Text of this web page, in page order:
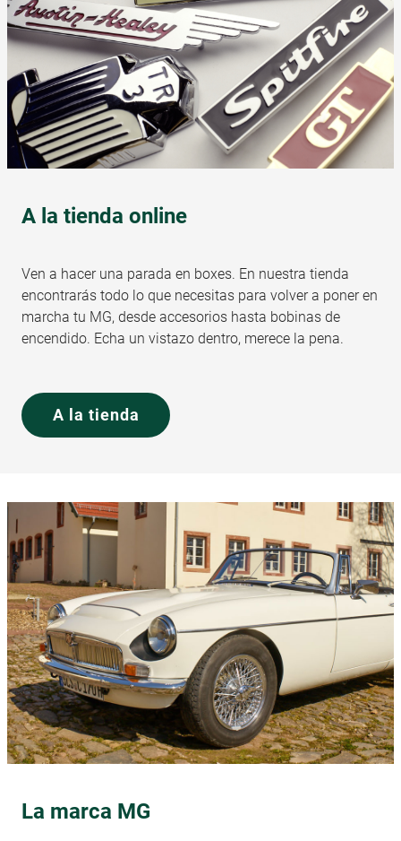
A la tienda online
Ven a hacer una parada en boxes. En nuestra tienda
encontrarás todo lo que necesitas para volver a poner en
marcha tu MG, desde accesorios hasta bobinas de
encendido. Echa un vistazo dentro, merece la pena.
A la tienda
La marca MG